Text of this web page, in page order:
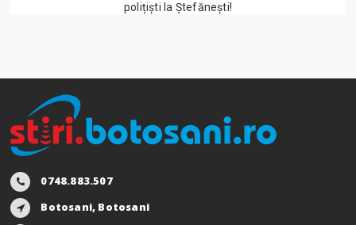
polițiști la Ștefănești!
0748.883.507
Botosani, Botosani